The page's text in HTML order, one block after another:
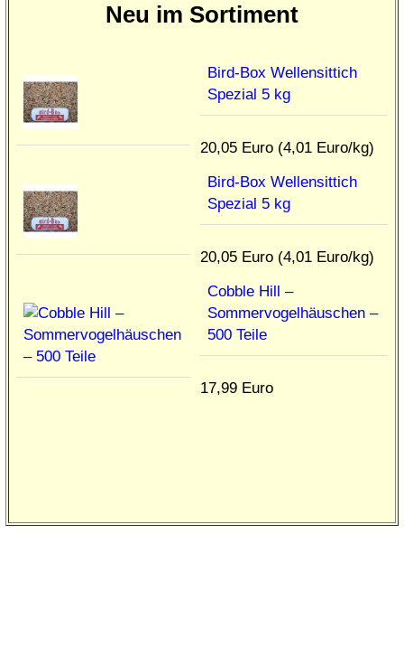
Neu im Sortiment
Bird-Box Wellensittich
Spezial 5 kg
20,05 Euro (4,01 Euro/kg)
Bird-Box Wellensittich
Spezial 5 kg
20,05 Euro (4,01 Euro/kg)
Cobble Hill –
Sommervogelhäuschen –
500 Teile
17,99 Euro